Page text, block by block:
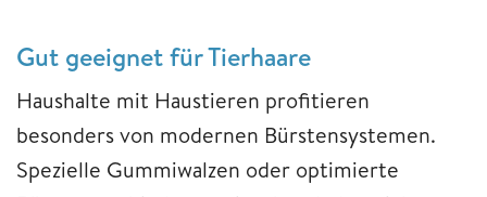
Gut geeignet für Tierhaare
Haushalte mit Haustieren profitieren
besonders von modernen Bürstensystemen.
Spezielle Gummiwalzen oder optimierte